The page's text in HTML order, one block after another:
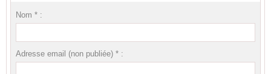
Nom * :
Adresse email (non publiée) * :